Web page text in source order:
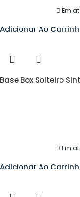
Em
Adicionar Ao
Base Box Solteiro
Em
Adicionar Ao